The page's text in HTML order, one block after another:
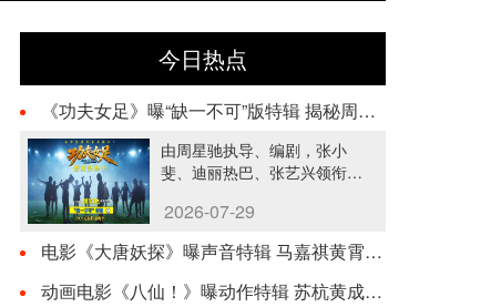
今日热点
《功夫女足》曝“缺一不可”版特辑 揭秘周星驰新作中的新人力量
由周星驰执导、编剧，张小
斐、迪丽热巴、张艺兴领衔主
演，艾米、雪野、蔡思贝、胡
···…
2026-07-29
电影《大唐妖探》曝声音特辑 马嘉祺黄霄雲唱响少年热血之歌！
动画电影《八仙！》曝动作特辑 苏杭黄成希强强联手铸就超燃打戏